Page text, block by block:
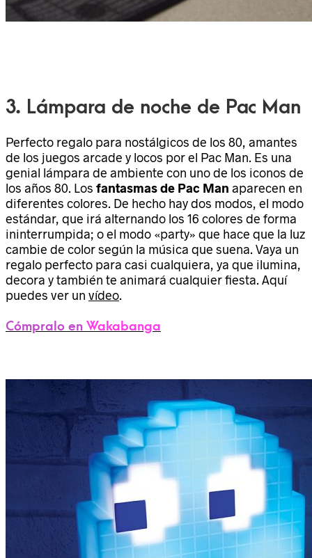
3. Lámpara de noche de Pac Man
Perfecto regalo para nostálgicos de los 80, amantes
de los juegos arcade y locos por el Pac Man. Es una
genial lámpara de ambiente con uno de los iconos de
los años 80. Los fantasmas de Pac Man aparecen en
diferentes colores. De hecho hay dos modos, el modo
estándar, que irá alternando los 16 colores de forma
ininterrumpida; o el modo «party» que hace que la luz
cambie de color según la música que suena. Vaya un
regalo perfecto para casi cualquiera, ya que ilumina,
decora y también te animará cualquier fiesta. Aquí
puedes ver un vídeo.
Cómpralo en Wakabanga